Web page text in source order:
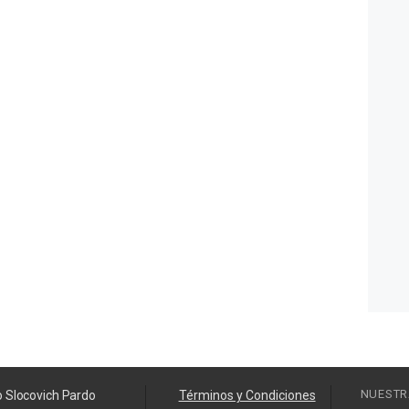
Slocovich Pardo Términos y Condiciones